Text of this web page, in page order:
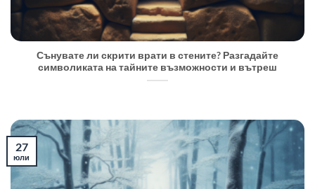
Сънувате ли скрити врати в стените? Разгадайте
символиката на тайните възможности и вътреш
27
юли